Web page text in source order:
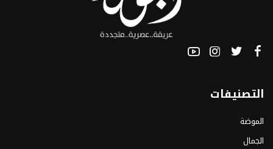
التصنيفات
الموضة
الجمال